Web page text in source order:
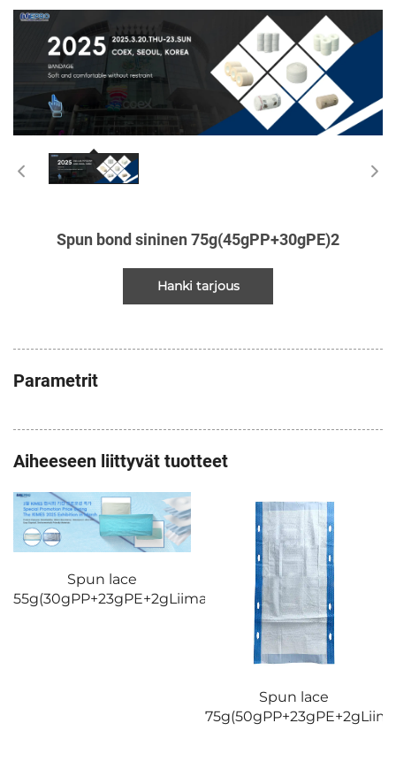
Spun bond sininen 75g(45gPP+30gPE)2
Hanki tarjous
Parametrit
Aiheeseen liittyvät tuotteet
Spun lace
55g(30gPP+23gPE+2gLiima)3
Spun lace